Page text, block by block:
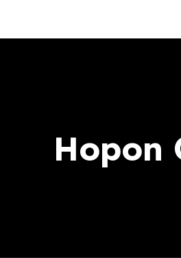
Hopon